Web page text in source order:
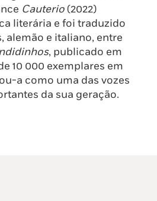
Cauterio(2022)
literária e foi traduzido
alemão e italiano, entre
, publicado em
10 000 exemplares em
a como uma das vozes
da sua geração.